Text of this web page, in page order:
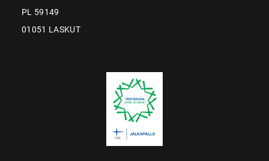
PL 59149
01051 LASKUT